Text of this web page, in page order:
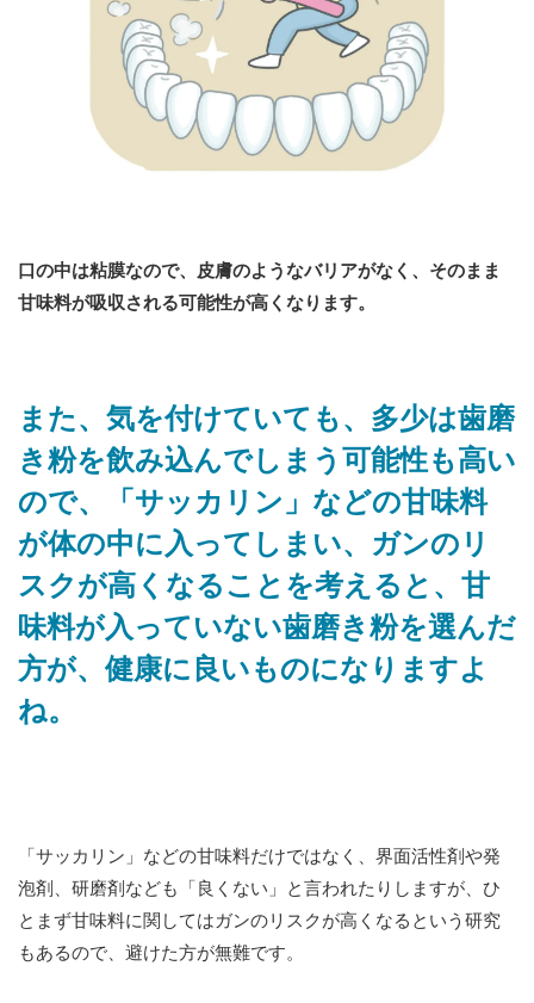
口の中は粘膜なので、皮膚のようなバリアがなく、そのまま
甘味料が吸収される可能性が高くなります。
また、気を付けていても、多少は歯磨
き粉を飲み込んでしまう可能性も高い
ので、「サッカリン」などの甘味料
が体の中に入ってしまい、ガンのリ
スクが高くなることを考えると、甘
味料が入っていない歯磨き粉を選んだ
方が、健康に良いものになりますよ
ね。
「サッカリン」などの甘味料だけではなく、界面活性剤や発
泡剤、研磨剤なども「良くない」と言われたりしますが、ひ
とまず甘味料に関してはガンのリスクが高くなるという研究
もあるので、避けた方が無難です。